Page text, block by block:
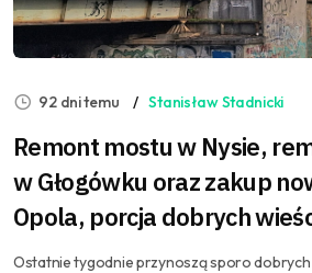
92 dni temu Stanisław Stadnicki
Remont mostu w Nysie,
w Głogówku oraz zakup
Opola, porcja dobrych
Ostatnie tygodnie przynoszą sporo